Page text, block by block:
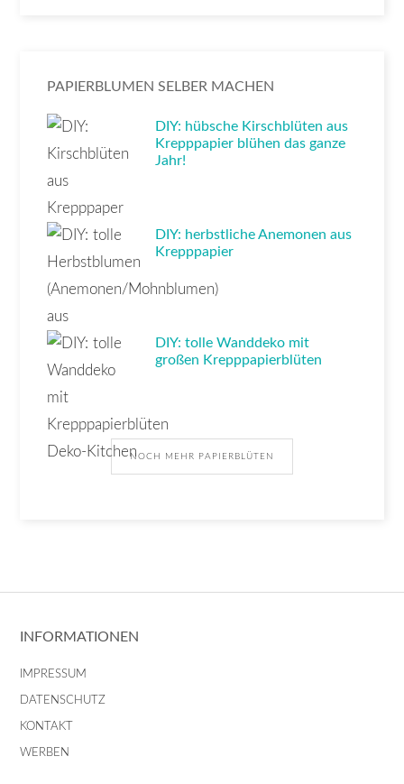
PAPIERBLUMEN SELBER MACHEN
DIY: hübsche Kirschblüten aus
Krepppapier blühen das ganze
Jahr!
DIY: herbstliche Anemonen aus
Krepppapier
DIY: tolle Wanddeko mit
großen Krepppapierblüten
NOCH MEHR PAPIERBLÜTEN
INFORMATIONEN
IMPRESSUM
DATENSCHUTZ
KONTAKT
WERBEN